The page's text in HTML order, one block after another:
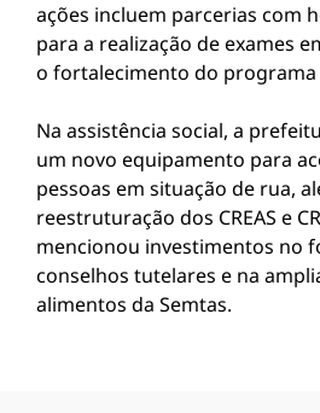
ações incluem parcerias com
para a realização de exames
o fortalecimento do programa
Na assistência social, a
um novo equipamento para
pessoas em situação de rua,
reestruturação dos CREAS e
mencionou investimentos no
conselhos tutelares e na
alimentos da Semtas.